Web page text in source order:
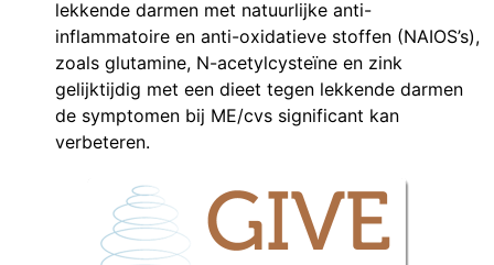
lekkende darmen met natuurlijke anti-
inflammatoire en anti-oxidatieve stoffen (NAIOS’s),
zoals glutamine, N-acetylcysteïne en zink
gelijktijdig met een dieet tegen lekkende darmen
de symptomen bij ME/cvs significant kan
verbeteren.